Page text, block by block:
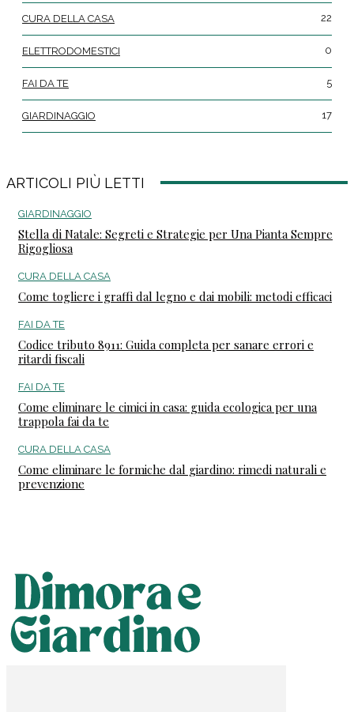
CURA DELLA CASA 22
ELETTRODOMESTICI 0
FAI DA TE 5
GIARDINAGGIO 17
ARTICOLI PIÙ LETTI
GIARDINAGGIO
Stella di Natale: Segreti e Strategie per Una Pianta Sempre
Rigogliosa
CURA DELLA CASA
Come togliere i graffi dal legno e dai mobili: metodi efficaci
FAI DA TE
Codice tributo 8911: Guida completa per sanare errori e
ritardi fiscali
FAI DA TE
Come eliminare le cimici in casa: guida ecologica per una
trappola fai da te
CURA DELLA CASA
Come eliminare le formiche dal giardino: rimedi naturali e
prevenzione